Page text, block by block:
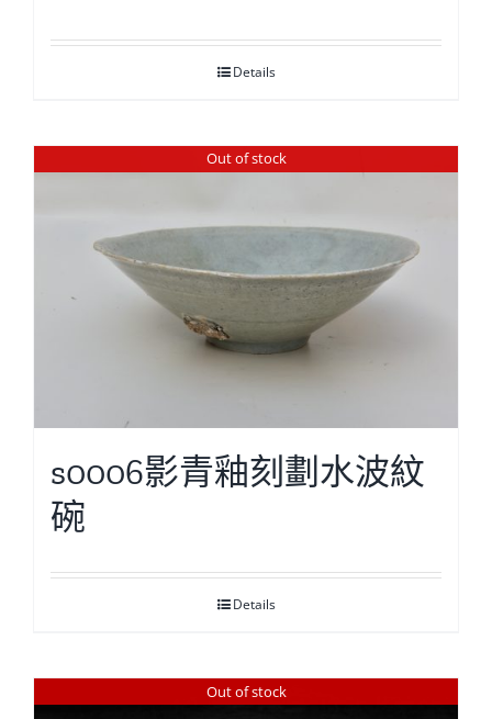
Details
Out of stock
s0006影青釉刻劃水波紋
碗
Details
Out of stock